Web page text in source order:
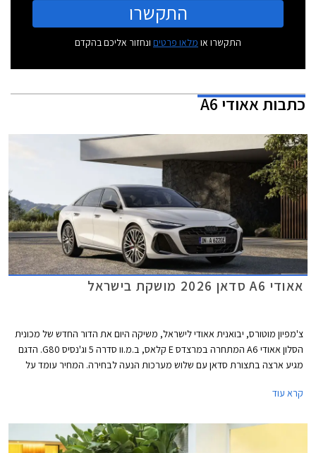
התקשרו
התקשרו או מלאו פרטים ונחזור אליכם בהקדם
כתבותאאודי A6
אאודי A6 סדאן 2026 מושקת בישראל
צ'מפיון מוטורס, יבואנית אאודי לישראל, משיקה היום את הדור החדש של מכונית
הסלון אאודי A6 המתחרה במרצדס E קלאס, ב.מ.וו סדרה 5 וג'נסיס G80. הדגם
מגיע ארצה בתצורת סדאן עם שלוש מערכות הנעה לבחירה. המחיר עומד על
קרא עוד